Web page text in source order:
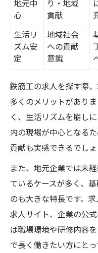
地元中
心
り・地域
貢献
生活リ
ズム安
定
地域社会
への貢献
意識
鉄筋工の求人を探す際
多くのメリットがあり
く、生活リズムを崩し
内の現場が中心となる
貢献も実感できるでしょ
また、地元企業では未
ているケースが多く、
のも大きな特長です。
求人サイト、企業の公
は職場環境や研修内容
で長く働きたい方にと